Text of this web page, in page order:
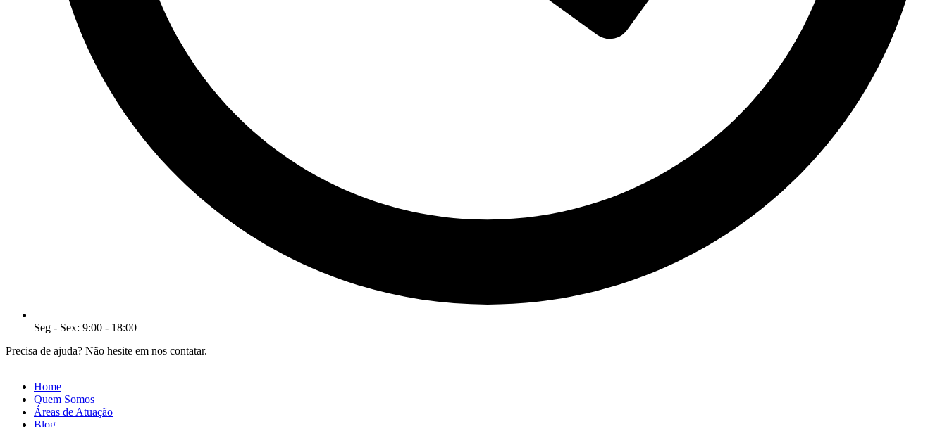
Seg - Sex: 9:00 - 18:00
Precisa de ajuda? Não hesite em nos contatar.
Home
Quem Somos
Áreas de Atuação
Blog